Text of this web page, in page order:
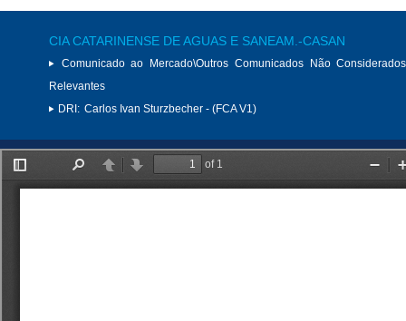
CIA CATARINENSE DE AGUAS E SANEAM.-CASAN
Comunicado ao Mercado\Outros Comunicados Não
Relevantes
DRI: Carlos Ivan Sturzbecher - (FCA V1)